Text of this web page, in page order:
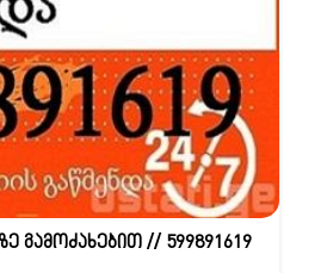
გამოძახებით // 599891619